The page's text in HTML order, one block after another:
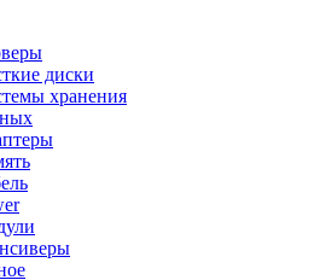
диски
хранения